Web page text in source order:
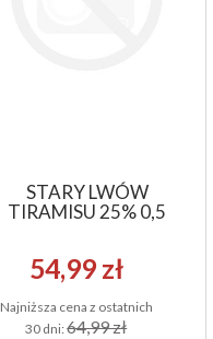
STARY LWÓW
TIRAMISU 25% 0,5
54,99 zł
Najniższa cena z ostatnich
30 dni:64,99 zł